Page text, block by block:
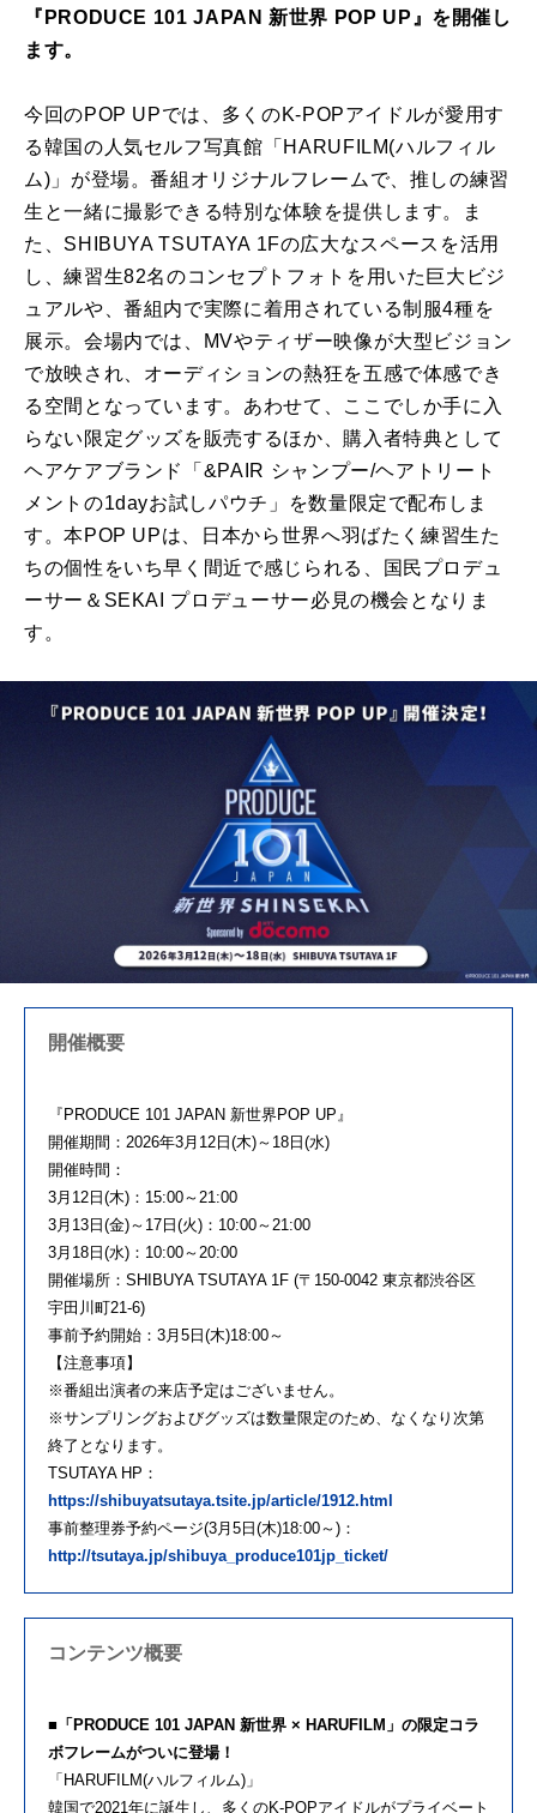
『PRODUCE 101 JAPAN 新世界 POP UP』を開催し
ます。
今回のPOP UPでは、多くのK-POPアイドルが愛用す
る韓国の人気セルフ写真館「HARUFILM(ハルフィル
ム)」が登場。番組オリジナルフレームで、推しの練習
生と一緒に撮影できる特別な体験を提供します。ま
た、SHIBUYA TSUTAYA 1Fの広大なスペースを活用
し、練習生82名のコンセプトフォトを用いた巨大ビジ
ュアルや、番組内で実際に着用されている制服4種を
展示。会場内では、MVやティザー映像が大型ビジョン
で放映され、オーディションの熱狂を五感で体感でき
る空間となっています。あわせて、ここでしか手に入
らない限定グッズを販売するほか、購入者特典として
ヘアケアブランド「&PAIR シャンプー/ヘアトリート
メントの1dayお試しパウチ」を数量限定で配布しま
す。本POP UPは、日本から世界へ羽ばたく練習生た
ちの個性をいち早く間近で感じられる、国民プロデュ
ーサー＆SEKAI プロデューサー必見の機会となりま
す。
開催概要
『PRODUCE 101 JAPAN 新世界POP UP』
開催期間：2026年3月12日(木)～18日(水)
開催時間：
3月12日(木)：15:00～21:00
3月13日(金)～17日(火)：10:00～21:00
3月18日(水)：10:00～20:00
開催場所：SHIBUYA TSUTAYA 1F (〒150-0042 東京都渋谷区
宇田川町21-6)
事前予約開始：3月5日(木)18:00～
【注意事項】
※番組出演者の来店予定はございません。
※サンプリングおよびグッズは数量限定のため、なくなり次第
終了となります。
TSUTAYA HP：
https://shibuyatsutaya.tsite.jp/article/1912.html
事前整理券予約ページ(3月5日(木)18:00～)：
http://tsutaya.jp/shibuya_produce101jp_ticket/
コンテンツ概要
■「PRODUCE 101 JAPAN 新世界 × HARUFILM」の限定コラ
ボフレームがついに登場！
「HARUFILM(ハルフィルム)」
韓国で2021年に誕生し、多くのK-POPアイドルがプライベート